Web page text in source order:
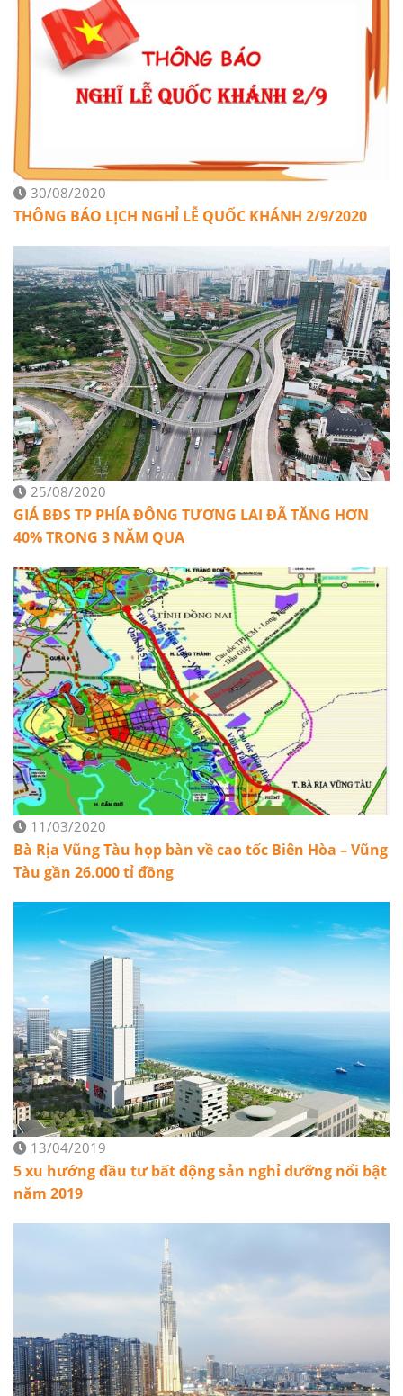
30/08/2020
THÔNG BÁO LỊCH NGHỈ LỄ QUỐC KHÁNH 2/9/2020
25/08/2020
GIÁ BĐS TP PHÍA ĐÔNG TƯƠNG LAI ĐÃ TĂNG HƠN
40% TRONG 3 NĂM QUA
11/03/2020
Bà Rịa Vũng Tàu họp bàn về cao tốc Biên Hòa – Vũng
Tàu gần 26.000 tỉ đồng
13/04/2019
5 xu hướng đầu tư bất động sản nghỉ dưỡng nổi bật
năm 2019